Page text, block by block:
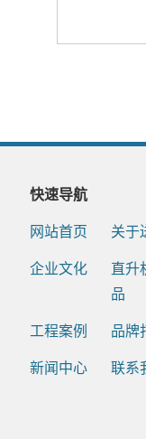
快速导航
网站首页 关于
企业文化
直升
品
工程案例 品牌
新闻中心 联系